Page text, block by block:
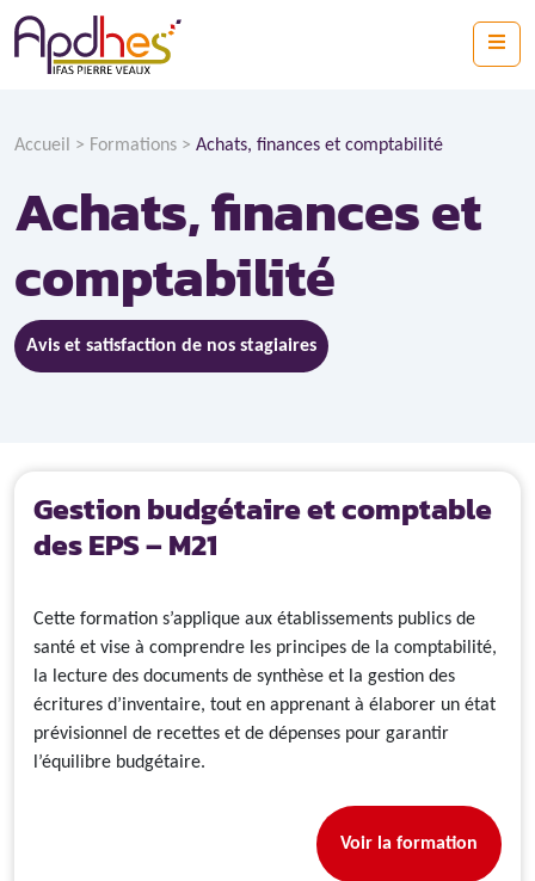
Skip to content
Accueil > Formations > Achats, finances et comptabilité
Achats, finances et
comptabilité
Avis et satisfaction de nos stagiaires
Gestion budgétaire et comptable
des EPS – M21
Cette formation s’applique aux établissements publics de
santé et vise à comprendre les principes de la comptabilité,
la lecture des documents de synthèse et la gestion des
écritures d’inventaire, tout en apprenant à élaborer un état
prévisionnel de recettes et de dépenses pour garantir
l’équilibre budgétaire.
Voir la formation